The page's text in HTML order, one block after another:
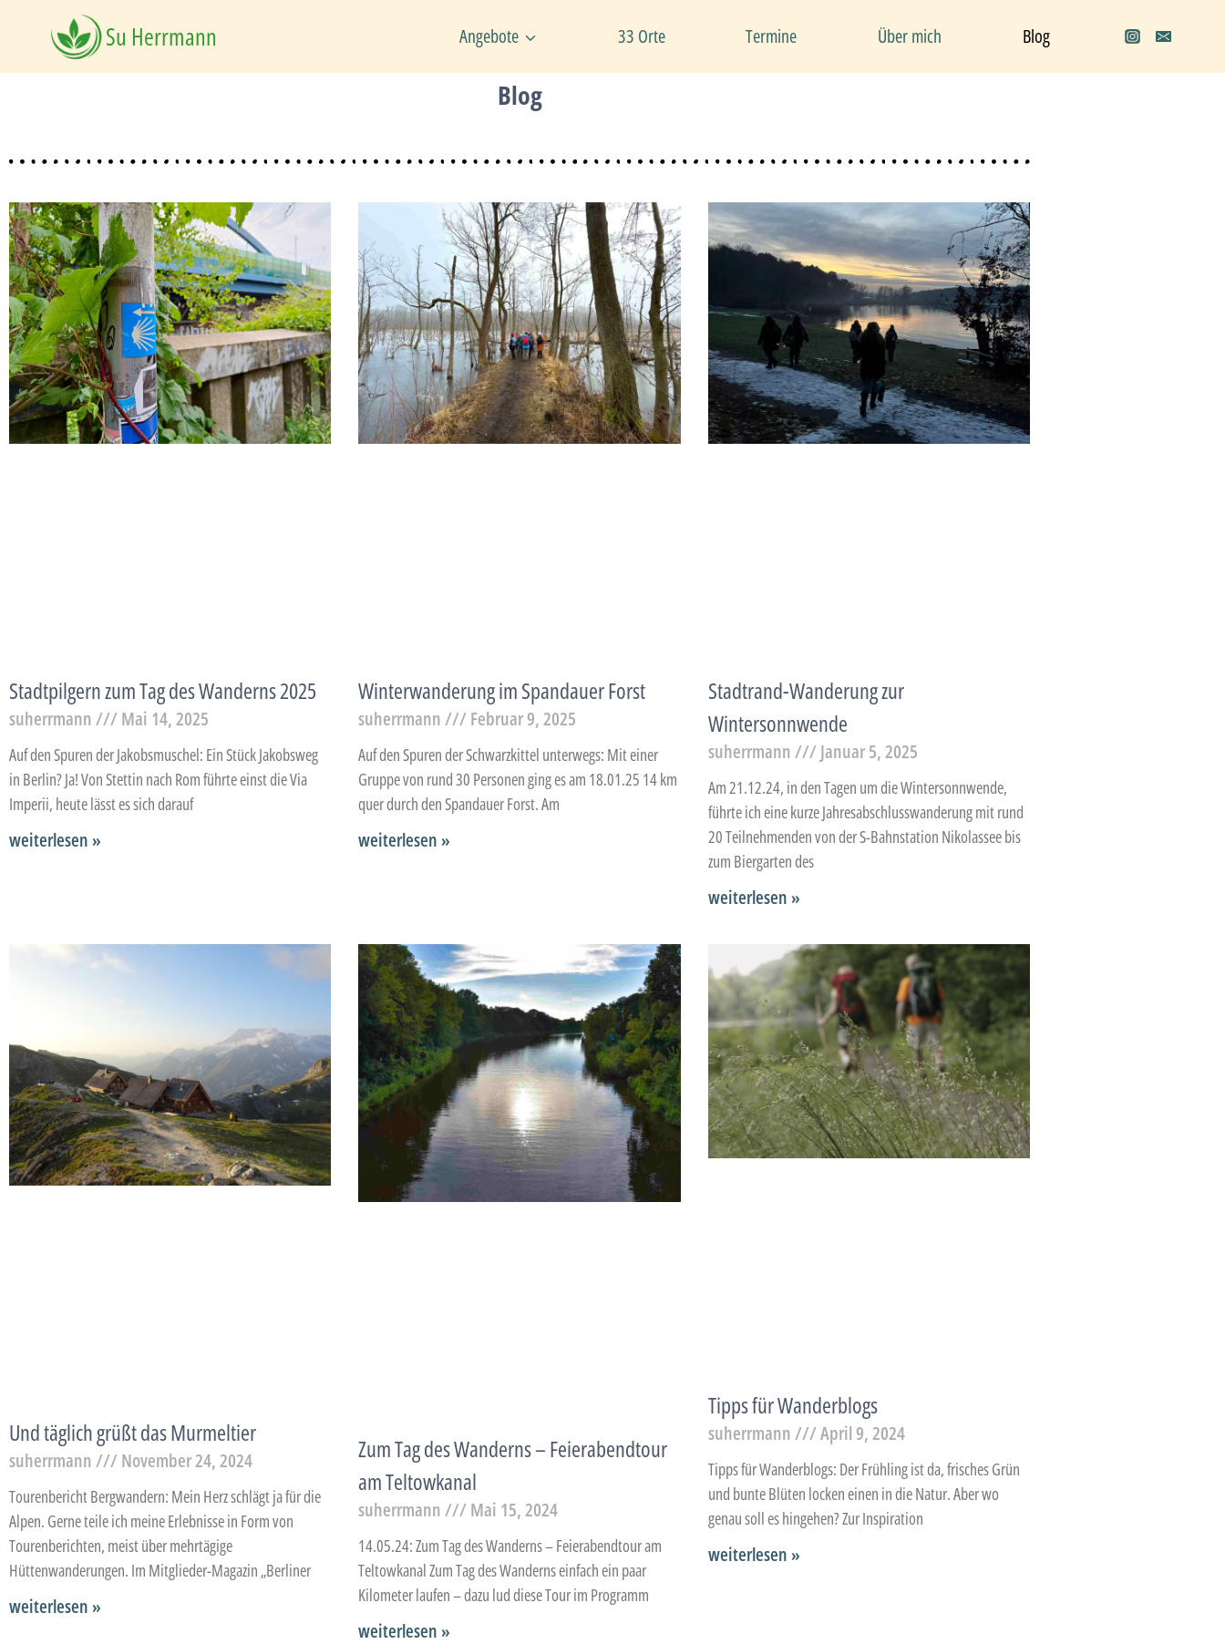
Su Herrmann Angebote 33 Orte Termine Über mich Blog
Blog
Stadtpilgern zum Tag des Wanderns 2025
suherrmann Mai 14, 2025
Auf den Spuren der Jakobsmuschel: Ein Stück Jakobsweg
in Berlin? Ja! Von Stettin nach Rom führte einst die Via
Imperii, heute lässt es sich darauf
weiterlesen »
Winterwanderung im Spandauer Forst
suherrmann Februar 9, 2025
Auf den Spuren der Schwarzkittel unterwegs: Mit einer
Gruppe von rund 30 Personen ging es am 18.01.25 14 km
quer durch den Spandauer Forst. Am
weiterlesen »
Stadtrand-Wanderung zur
Wintersonnwende
suherrmann Januar 5, 2025
Am 21.12.24, in den Tagen um die Wintersonnwende,
führte ich eine kurze Jahresabschlusswanderung mit rund
20 Teilnehmenden von der S-Bahnstation Nikolassee bis
zum Biergarten des
weiterlesen »
Und täglich grüßt das Murmeltier
suherrmann November 24, 2024
Tourenbericht Bergwandern: Mein Herz schlägt ja für die
Alpen. Gerne teile ich meine Erlebnisse in Form von
Tourenberichten, meist über mehrtägige
Hüttenwanderungen. Im Mitglieder-Magazin „Berliner
weiterlesen »
Zum Tag des Wanderns – Feierabendtour
am Teltowkanal
suherrmann Mai 15, 2024
14.05.24: Zum Tag des Wanderns – Feierabendtour am
Teltowkanal Zum Tag des Wanderns einfach ein paar
Kilometer laufen – dazu lud diese Tour im Programm
weiterlesen »
Tipps für Wanderblogs
suherrmann April 9, 2024
Tipps für Wanderblogs: Der Frühling ist da, frisches Grün
und bunte Blüten locken einen in die Natur. Aber wo
genau soll es hingehen? Zur Inspiration
weiterlesen »